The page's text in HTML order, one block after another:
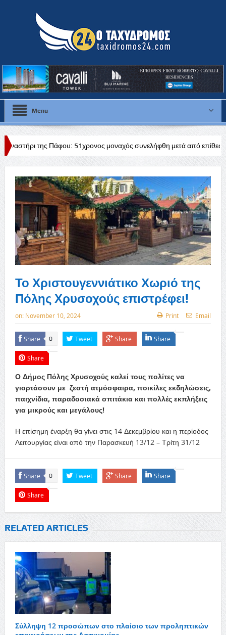
Menu
51χρονος μοναχός συνελήφθη μετά από επίθεση με μαχαίρι
Το Χριστουγεννιάτικο Χωριό της
Πόλης Χρυσοχούς επιστρέφει!
on: November 10, 2024 Print Email
Share 0 Tweet Share Share
Share
Ο Δήμος Πόλης Χρυσοχούς καλεί τους πολίτες να
γιορτάσουν με ζεστή ατμόσφαιρα, ποικίλες εκδηλώσεις,
παιχνίδια, παραδοσιακά σπιτάκια και πολλές εκπλήξεις
για μικρούς και μεγάλους!
Η επίσημη έναρξη θα γίνει στις 14 Δεκεμβρίου και η περίοδος
Λειτουργίας είναι από την Παρασκευή 13/12 – Τρίτη 31/12
Share 0 Tweet Share Share
Share
RELATED ARTICLES
Σύλληψη 12 προσώπων στο πλαίσιο των προληπτικών